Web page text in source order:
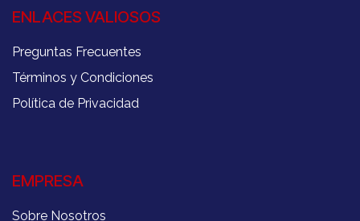
ENLACES VALIOSOS
Preguntas Frecuentes
Términos y Condiciones
Política de Privacidad
EMPRESA
Sobre Nosotros